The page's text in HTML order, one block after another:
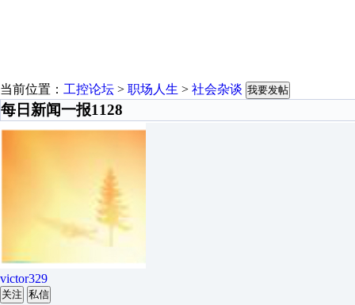
当前位置： 工控论坛 > 职场人生 > 社会杂谈 我要发帖
每日新闻一报1128
victor329
关注 私信